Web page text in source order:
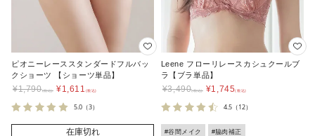
ピオニーレーススタンダードフルバッ
クショーツ 【ショーツ単品】
¥1,790 ¥1,611
5.0 （3）
在庫切れ
Leene フローリレースカシュクールブ
ラ【ブラ単品】
¥3,490 ¥1,745
4.5（12）
#谷間メイク #脇肉補正